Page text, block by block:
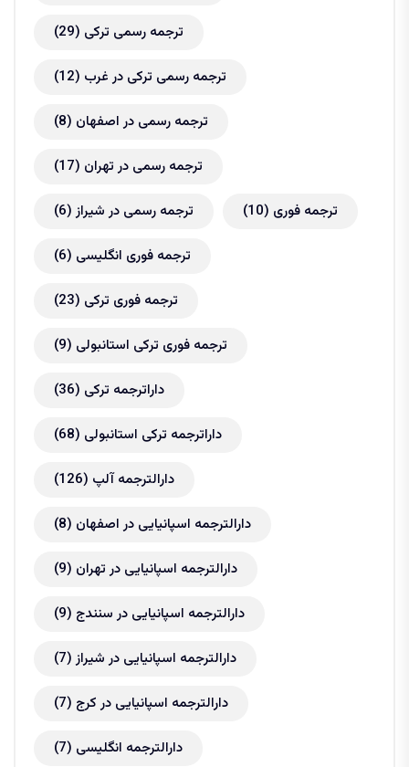
ترجمه رسمی ترکی (29)
ترجمه رسمی ترکی در غرب (12)
ترجمه رسمی در اصفهان (8)
ترجمه رسمی در تهران (17)
ترجمه رسمی در شیراز(6) ترجمه فوری (10)
ترجمه فوری انگلیسی (6)
ترجمه فوری ترکی (23)
ترجمه فوری ترکی استانبولی (9)
داراترجمه ترکی (36)
داراترجمه ترکی استانبولی (68)
دارالترجمه آلپ (126)
دارالترجمه اسپانیایی در اصفهان (8)
دارالترجمه اسپانیایی در تهران (9)
دارالترجمه اسپانیایی در سنندج (9)
دارالترجمه اسپانیایی در شیراز(7)
دارالترجمه اسپانیایی در کرج (7)
دارالترجمه انگلیسی (7)